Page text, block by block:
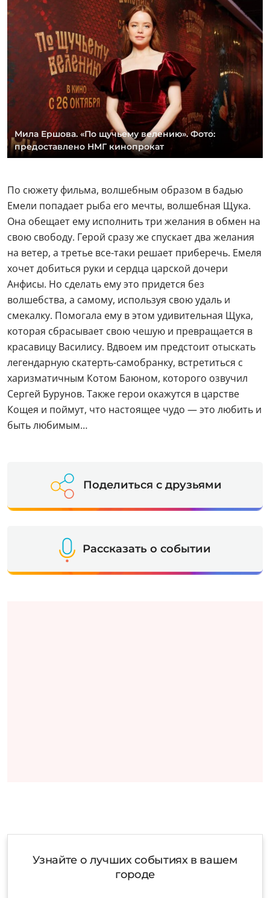
Мила Ершова. «По щучьему велению». Фото:
предоставлено НМГ кинопрокат
По сюжету фильма, волшебным образом в бадью
Емели попадает рыба его мечты, волшебная Щука.
Она обещает ему исполнить три желания в обмен на
свою свободу. Герой сразу же спускает два желания
на ветер, а третье все-таки решает приберечь. Емеля
хочет добиться руки и сердца царской дочери
Анфисы. Но сделать ему это придется без
волшебства, а самому, используя свою удаль и
смекалку. Помогала ему в этом удивительная Щука,
которая сбрасывает свою чешую и превращается в
красавицу Василису. Вдвоем им предстоит отыскать
легендарную скатерть-самобранку, встретиться с
харизматичным Котом Баюном, которого озвучил
Сергей Бурунов. Также герои окажутся в царстве
Кощея и поймут, что настоящее чудо — это любить и
быть любимым…
Поделиться с друзьями
Рассказать о событии
Узнайте о лучших событиях в вашем
городе